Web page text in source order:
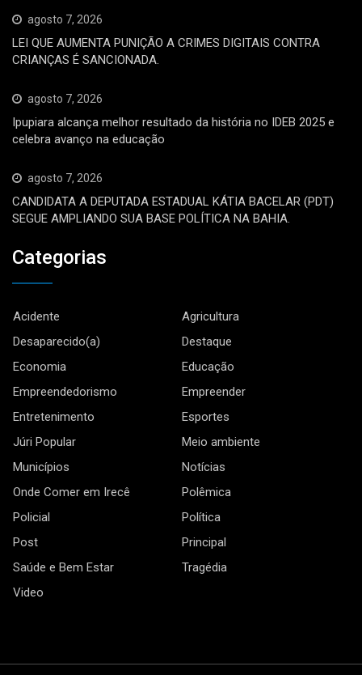
agosto 7, 2026
LEI QUE AUMENTA PUNIÇÃO A CRIMES DIGITAIS CONTRA
CRIANÇAS É SANCIONADA.
agosto 7, 2026
Ipupiara alcança melhor resultado da história no IDEB 2025 e
celebra avanço na educação
agosto 7, 2026
CANDIDATA A DEPUTADA ESTADUAL KÁTIA BACELAR (PDT)
SEGUE AMPLIANDO SUA BASE POLÍTICA NA BAHIA.
Categorias
Acidente
Agricultura
Desaparecido(a)
Destaque
Economia
Educação
Empreendedorismo
Empreender
Entretenimento
Esportes
Júri Popular
Meio ambiente
Municípios
Notícias
Onde Comer em Irecê
Polêmica
Policial
Política
Post
Principal
Saúde e Bem Estar
Tragédia
Video